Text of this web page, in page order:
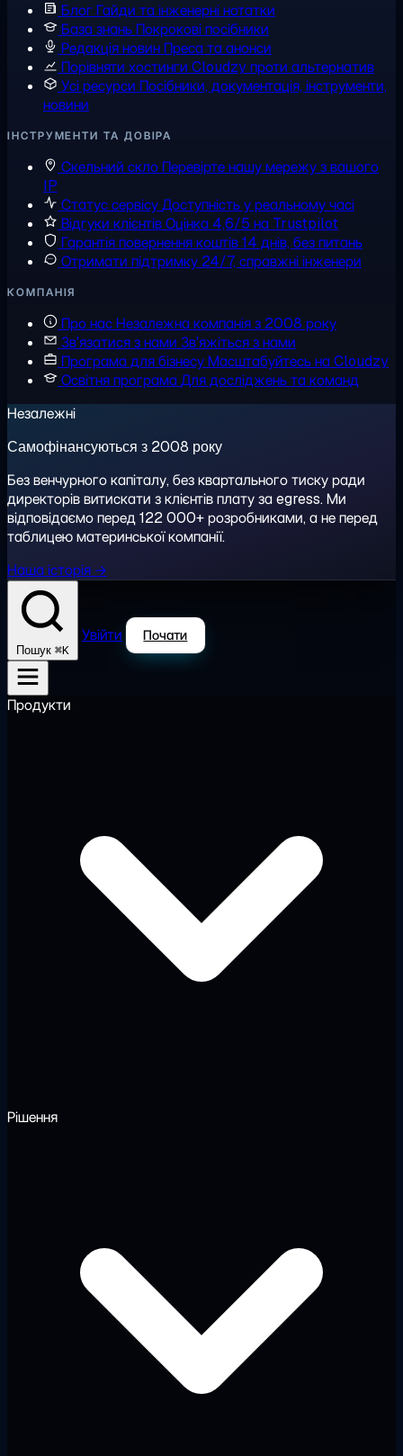
Блог Гайди та інженерні нотатки
База знань Покрокові посібники
Редакція новин Преса та анонси
Порівняти хостинги Cloudzy проти альтернатив
Усі ресурси Посібники, документація, інструменти,
новини
ІНСТРУМЕНТИ ТА ДОВІРА
Скельний скло Перевірте нашу мережу з вашого
IP
Статус сервісуДоступність у реальному часі
Відгуки клієнтівОцінка 4,6/5 на Trustpilot
Гарантія повернення коштів14 днів, без питань
Отримати підтримку 24/7, справжні інженери
КОМПАНІЯ
Про насНезалежна компанія з 2008 року
Зв'язатися з нами Зв'яжіться з нами
Програма для бізнесуМасштабуйтесь на Cloudzy
Освітня програмаДля досліджень та команд
Незалежні
Самофінансуються з 2008 року
Без венчурного капіталу, без квартального тиску ради
директорів витискати з клієнтів плату за egress. Ми
відповідаємо перед 122 000+ розробниками, а не перед
таблицею материнської компанії.
Наша історія →
Пошук ⌘K
Увійти Почати
Продукти
Рішення